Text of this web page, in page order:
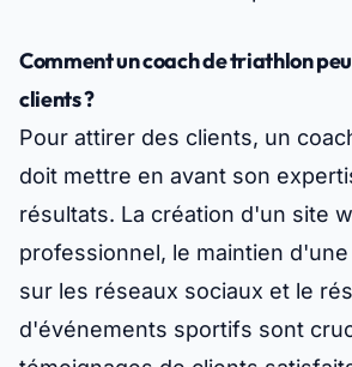
Comment un coach de triathlon
clients ?
Pour attirer des clients, un
doit mettre en avant son
résultats. La création d'un site
professionnel, le maintien
sur les réseaux sociaux et le
d'événements sportifs sont